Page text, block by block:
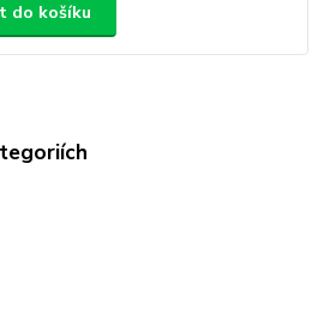
do košíku